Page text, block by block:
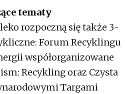
tematy
rozpoczną się także 3-
Forum Recyklingu
współorganizowane
Recykling oraz Czysta
Targami